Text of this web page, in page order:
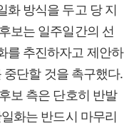
화 방식을 두고 당 지
보는 일주일간의 선
를 추진하자고 제안하
중단할 것을 촉구했다.
보 측은 단호히 반발
화는 반드시 마무리